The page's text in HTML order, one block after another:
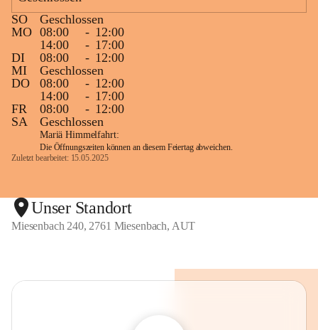
SO
Geschlossen
MO 08:00 - 12:00
14:00
- 17:00
DI
08:00 - 12:00
MI
Geschlossen
DO
08:00 - 12:00
14:00
- 17:00
FR
08:00 - 12:00
SA
Geschlossen
Mariä Himmelfahrt:
Die Öffnungszeiten können an diesem Feiertag abweichen.
Zuletzt bearbeitet: 15.05.2025
Unser Standort
Miesenbach 240, 2761 Miesenbach, AUT